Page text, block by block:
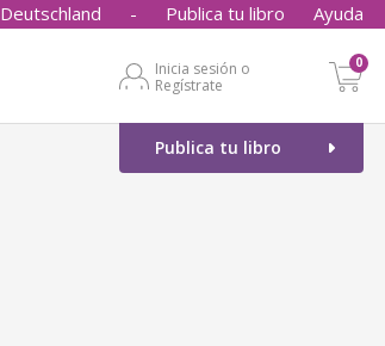
Deutschland - Publica tu libro Ayuda
Inicia sesión o
Regístrate
0
Publica tu libro